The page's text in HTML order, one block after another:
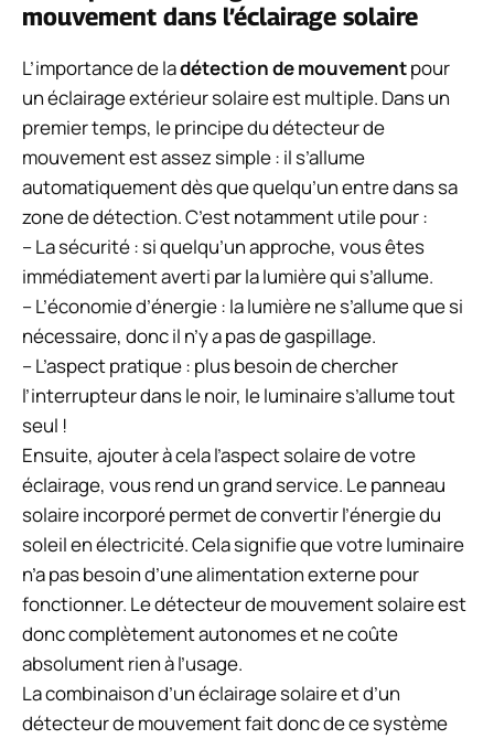
mouvement dans l’éclairage solaire
L’importance de ladétection de mouvementpour
un éclairage extérieur solaire est multiple. Dans un
premier temps, le principe du détecteur de
mouvement est assez simple : il s’allume
automatiquement dès que quelqu’un entre dans sa
zone de détection. C’est notamment utile pour :
– La sécurité : si quelqu’un approche, vous êtes
immédiatement averti par la lumière qui s’allume.
– L’économie d’énergie : la lumière ne s’allume que si
nécessaire, donc il n’y a pas de gaspillage.
– L’aspect pratique : plus besoin de chercher
l’interrupteur dans le noir, le luminaire s’allume tout
seul !
Ensuite, ajouter à cela l’aspect solaire de votre
éclairage, vous rend un grand service. Le panneau
solaire incorporé permet de convertir l’énergie du
soleil en électricité. Cela signifie que votre luminaire
n’a pas besoin d’une alimentation externe pour
fonctionner. Le détecteur de mouvement solaire est
donc complètement autonomes et ne coûte
absolument rien à l’usage.
La combinaison d’un éclairage solaire et d’un
détecteur de mouvement fait donc de ce système